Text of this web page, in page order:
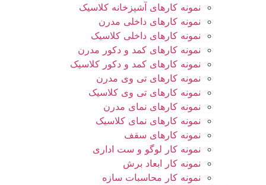
نمونه کارهای آشپزخانه کلاسیک
نمونه کارهای داخلی مدرن
نمونه کارهای داخلی کلاسیک
نمونه کارهای کمد و دکور مدرن
نمونه کارهای کمد و دکور کلاسیک
نمونه کارهای تی وی مدرن
نمونه کارهای تی وی کلاسیک
نمونه کارهای نمای مدرن
نمونه کارهای نمای کلاسیک
نمونه کارهای سقف
نمونه کار لوگو و ست اداری
نمونه کار ابعاد برش
نمونه کار محاسبات سازه